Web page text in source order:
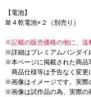
【電池】
単４乾電池×２（別売り）
※記載の販売価格の他に、送
※詳細はプレミアムバンダイ
※本ページに掲載された商品
商品仕様等は予告なく変更
※画像はイメージです。実際
※画像は試作品の為、実際の